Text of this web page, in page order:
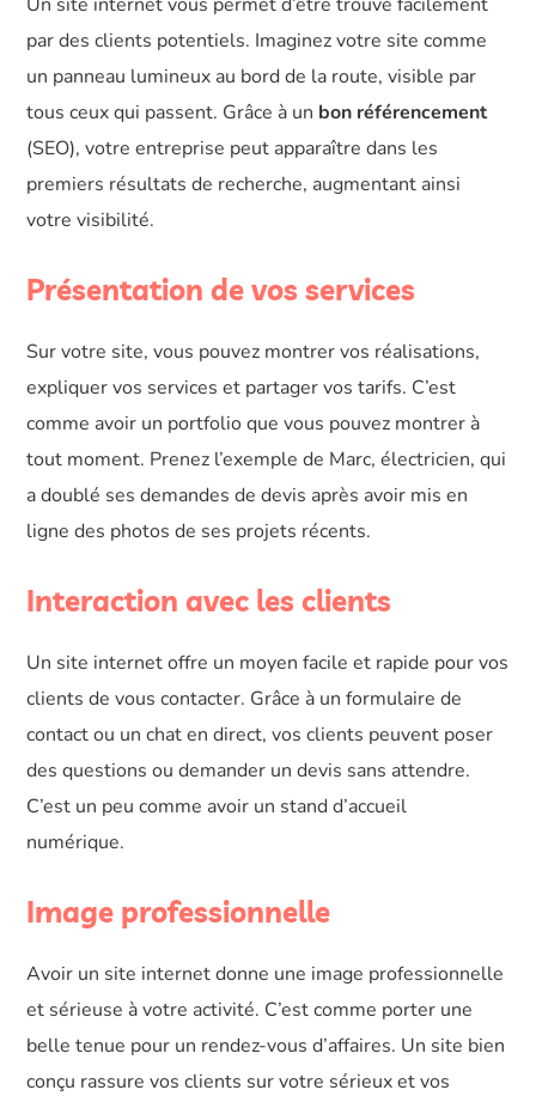
par des clients potentiels. Imaginez votre site comme
un panneau lumineux au bord de la route, visible par
tous ceux qui passent. Grâce à un bon référencement
(SEO), votre entreprise peut apparaître dans les
premiers résultats de recherche, augmentant ainsi
votre visibilité.
Présentation de vos services
Sur votre site, vous pouvez montrer vos réalisations,
expliquer vos services et partager vos tarifs. C’est
comme avoir un portfolio que vous pouvez montrer à
tout moment. Prenez l’exemple de Marc, électricien, qui
a doublé ses demandes de devis après avoir mis en
ligne des photos de ses projets récents.
Interaction avec les clients
Un site internet offre un moyen facile et rapide pour vos
clients de vous contacter. Grâce à un formulaire de
contact ou un chat en direct, vos clients peuvent poser
des questions ou demander un devis sans attendre.
C’est un peu comme avoir un stand d’accueil
numérique.
Image professionnelle
Avoir un site internet donne une image professionnelle
et sérieuse à votre activité. C’est comme porter une
belle tenue pour un rendez-vous d’affaires. Un site bien
conçu rassure vos clients sur votre sérieux et vos